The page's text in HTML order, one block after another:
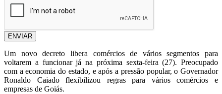
ENVIAR
Um novo decreto libera comércios de vários segmentos para
voltarem a funcionar já na próxima sexta-feira (27). Preocupado
com a economia do estado, e após a pressão popular, o Governador
Ronaldo Caiado flexibilizou regras para vários comércios e
empresas de Goiás.